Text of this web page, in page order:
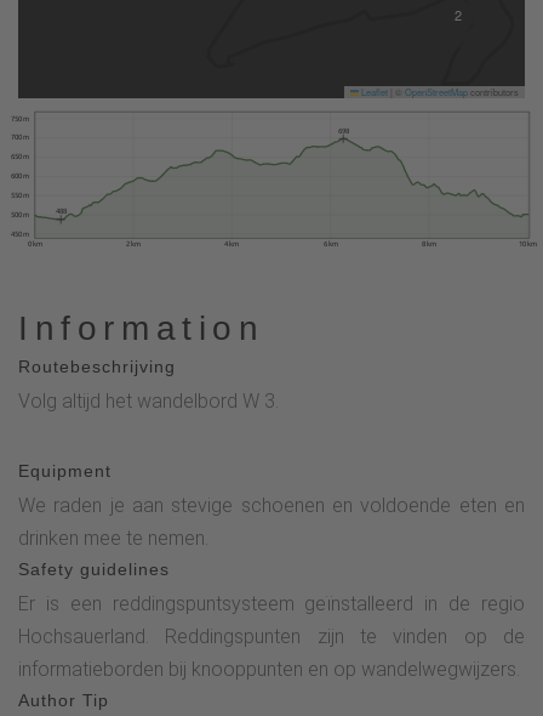
2
Leaflet OpenStreetMapcontributors
0 km 2 km 4 km 6 km 8 km 10 km
450 m
500 m
550 m
600 m
650 m
700 m
750 m
488
698
Information
Routebeschrijving
Volg altijd het wandelbord W 3.
Equipment
We raden je aan stevige schoenen en voldoende eten en
drinken mee te nemen.
Safety guidelines
Er is een reddingspuntsysteem geïnstalleerd in de regio
Hochsauerland. Reddingspunten zijn te vinden op de
informatieborden bij knooppunten en op wandelwegwijzers.
Author Tip